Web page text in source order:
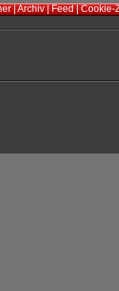
|Archiv|Feed|Cookie-